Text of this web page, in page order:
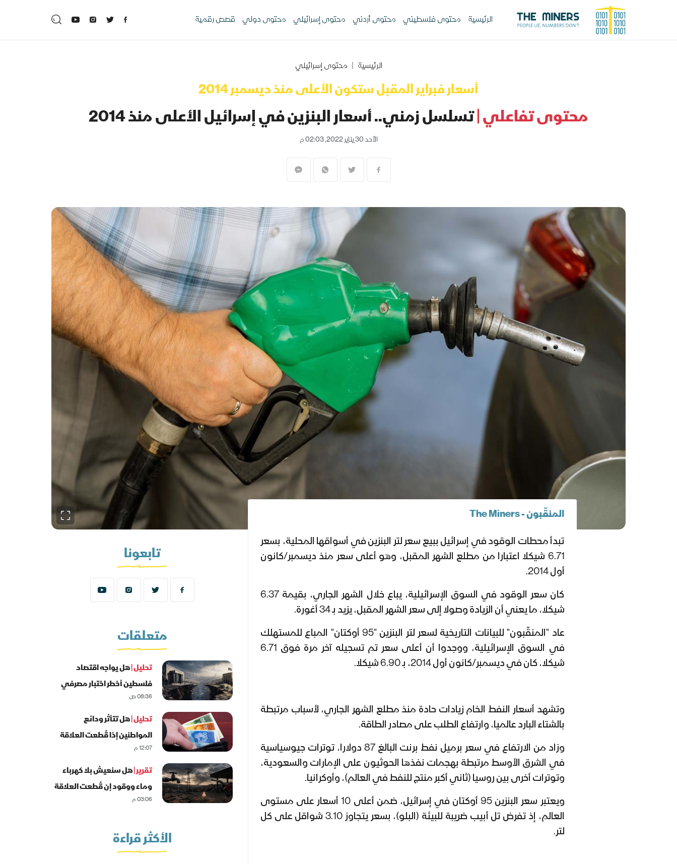
الرئيسية محتوى فلسطيني محتوى أردني محتوى إسرائيلي محتوى دولي قصص رقمية
الرئيسية محتوى إسرائيلي
أسعار فبراير المقبل ستكون الأعلى منذ ديسمبر 2014
محتوى تفاعلي |تسلسل زمني.. أسعار البنزين في إسرائيل الأعلى منذ 2014
الأحد 30 يناير 2022, 02:03 م
المنقّبون - The Miners
تبدأ محطات الوقود في إسرائيل ببيع سعر لتر البنزين في أسواقها المحلية، بسعر
6.71 شيكلا اعتبارا من مطلع الشهر المقبل، وهو أعلى سعر منذ ديسمبر/كانون
أول 2014.
كان سعر الوقود في السوق الإسرائيلية، يباع خلال الشهر الجاري، بقيمة 6.37
شيكلا، ما يعني أن الزيادة وصولا إلى سعر الشهر المقبل، يزيد بـ 34 أغورة.
عاد "المنقّبون" للبيانات التاريخية لسعر لتر البنزين "95 أوكتان" المباع للمستهلك
في السوق الإسرائيلية، ووجدوا أن أعلى سعر تم تسجيله آخر مرة فوق 6.71
شيكلا، كان في ديسمبر/كانون أول 2014، بـ 6.90 شيكلا.
وتشهد أسعار النفط الخام زيادات حادة منذ مطلع الشهر الجاري، لأسباب مرتبطة
بالشتاء البارد عالميا، وارتفاع الطلب على مصادر الطاقة.
وزاد من الارتفاع في سعر برميل نفط برنت البالغ 87 دولارا، توترات جيوسياسية
في الشرق الأوسط مرتبطة بهجمات نفذها الحوثيون على الإمارات والسعودية،
وتوترات أخرى بين روسيا (ثاني أكبر منتج للنفط في العالم)، وأوكرانيا.
ويعتبر سعر البنزين 95 أوكتان في إسرائيل، ضمن أعلى 10 أسعار على مستوى
العالم، إذ تفرض تل أبيب ضريبة للبيئة (البلو)، بسعر يتجاوز 3.10 شواقل على كل
لتر.
تابعونا
متعلقات
تحليل |هل يواجه اقتصاد
فلسطين أخطر اختبار مصرفي
منذ عقود؟
08:36 ص
تحليل |هل تتأثر ودائع
المواطنين إذا قُطعت العلاقة
المصرفية مع إسرائيل؟
12:07 م
تقرير |هل سنعيش بلا كهرباء
وماء ووقود إن قُطعت العلاقة
المصرفية مع إسرائيل؟
03:06 م
الأكثر قراءة